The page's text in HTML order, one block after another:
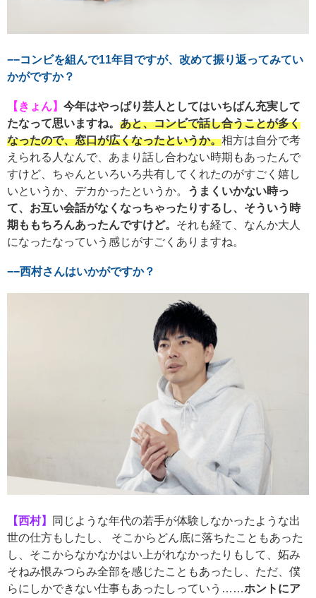
−−コンビを組んで11年目ですが、改めて振り返ってみてい
かがですか？
【きょん】 今年はやっぱり芸人としてはいちばん充実して
たなって思いますね。 あと、コンビで話し合うことが多く
なったので、窓口が広くなったというか。相方は自分で考
えられる人なんで、あまり話し合わない時期もあったんで
すけど、ちゃんといろいろ共有してくれたのがすごく嬉し
いというか、デカかったというか。
うまくいかない時っ
て、お互い会話がなくなっちゃったりするし、そういう時
期ももちろんあったんですけど。 それも経て、なんか大人
になったなっていう感じがすごくありますね。
−−西村さんはいかがですか？
【西村】
同じような年代の若手が体験しなかったような出
世の仕方もしたし、 そこからどん底に落ちたこともあった
し、そこからなかなかはい上がれなかったりもして、妬み
そねみ恨みつらみ全部を感じたこともあったし、ただ、僕
らにしかできない仕事もあったしっていう……ホントにア